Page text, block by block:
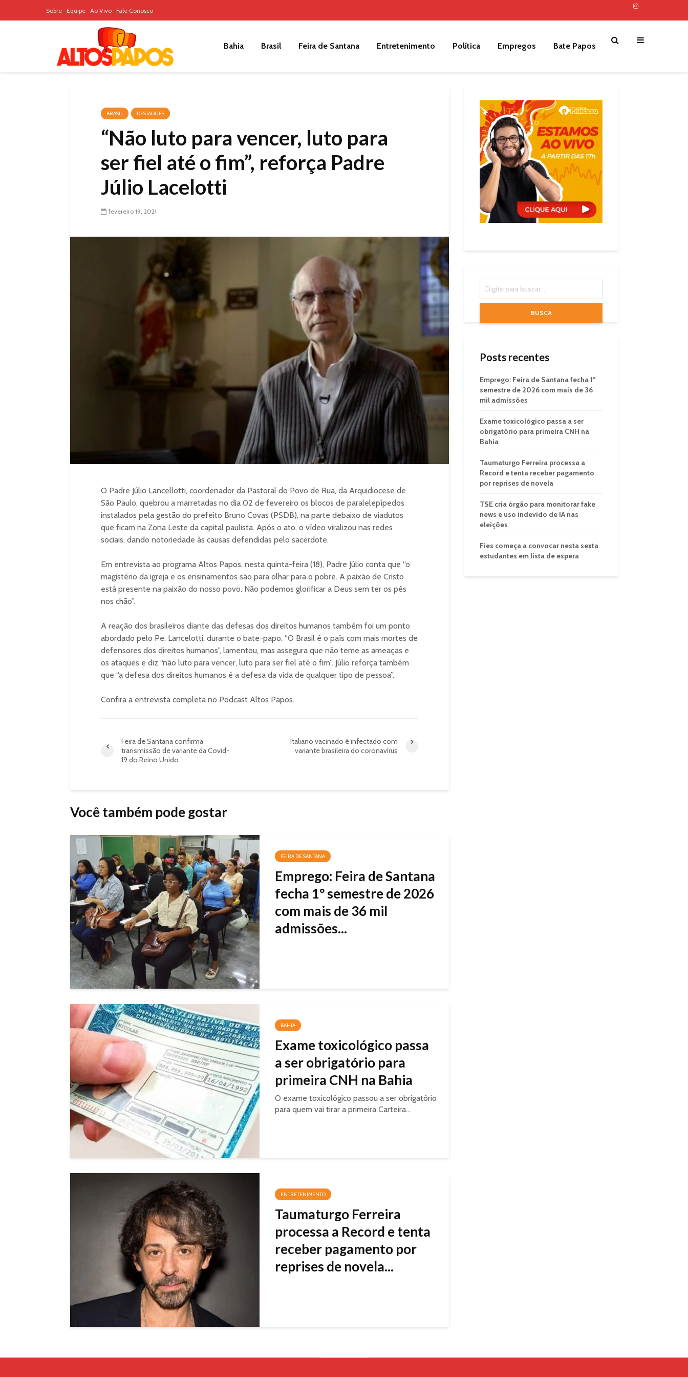
Sobre Equipe Ao Vivo Fale Conosco
Bahia Brasil Feira de Santana Entretenimento Política Empregos Bate Papos
BRASIL DESTAQUES
“Não luto para vencer, luto para
ser fiel até o fim”, reforça Padre
Júlio Lacelotti
fevereiro 19, 2021
O Padre Júlio Lancellotti, coordenador da Pastoral do Povo de Rua, da Arquidiocese de
São Paulo, quebrou a marretadas no dia 02 de fevereiro os blocos de paralelepípedos
instalados pela gestão do prefeito Bruno Covas (PSDB), na parte debaixo de viadutos
que ficam na Zona Leste da capital paulista. Após o ato, o vídeo viralizou nas redes
sociais, dando notoriedade às causas defendidas pelo sacerdote.
Em entrevista ao programa Altos Papos, nesta quinta-feira (18), Padre Júlio conta que “o
magistério da igreja e os ensinamentos são para olhar para o pobre. A paixão de Cristo
está presente na paixão do nosso povo. Não podemos glorificar a Deus sem ter os pés
nos chão”.
A reação dos brasileiros diante das defesas dos direitos humanos também foi um ponto
abordado pelo Pe. Lancelotti, durante o bate-papo. “O Brasil é o país com mais mortes de
defensores dos direitos humanos”, lamentou, mas assegura que não teme as ameaças e
os ataques e diz “não luto para vencer, luto para ser fiel até o fim”. Júlio reforça também
que “a defesa dos direitos humanos é a defesa da vida de qualquer tipo de pessoa”.
Confira a entrevista completa no Podcast Altos Papos.
Feira de Santana confirma
transmissão de variante da Covid-
19 do Reino Unido
Italiano vacinado é infectado com
variante brasileira do coronavírus
Você também pode gostar
FEIRA DE SANTANA
Emprego: Feira de Santana
fecha 1º semestre de 2026
com mais de 36 mil
admissões...
BAHIA
Exame toxicológico passa
a ser obrigatório para
primeira CNH na Bahia
O exame toxicológico passou a ser obrigatório
para quem vai tirar a primeira Carteira...
ENTRETENIMENTO
Taumaturgo Ferreira
processa a Record e tenta
receber pagamento por
reprises de novela...
BUSCA
Posts recentes
Emprego: Feira de Santana fecha 1º
semestre de 2026 com mais de 36
mil admissões
Exame toxicológico passa a ser
obrigatório para primeira CNH na
Bahia
Taumaturgo Ferreira processa a
Record e tenta receber pagamento
por reprises de novela
TSE cria órgão para monitorar fake
news e uso indevido de IA nas
eleições
Fies começa a convocar nesta sexta
estudantes em lista de espera